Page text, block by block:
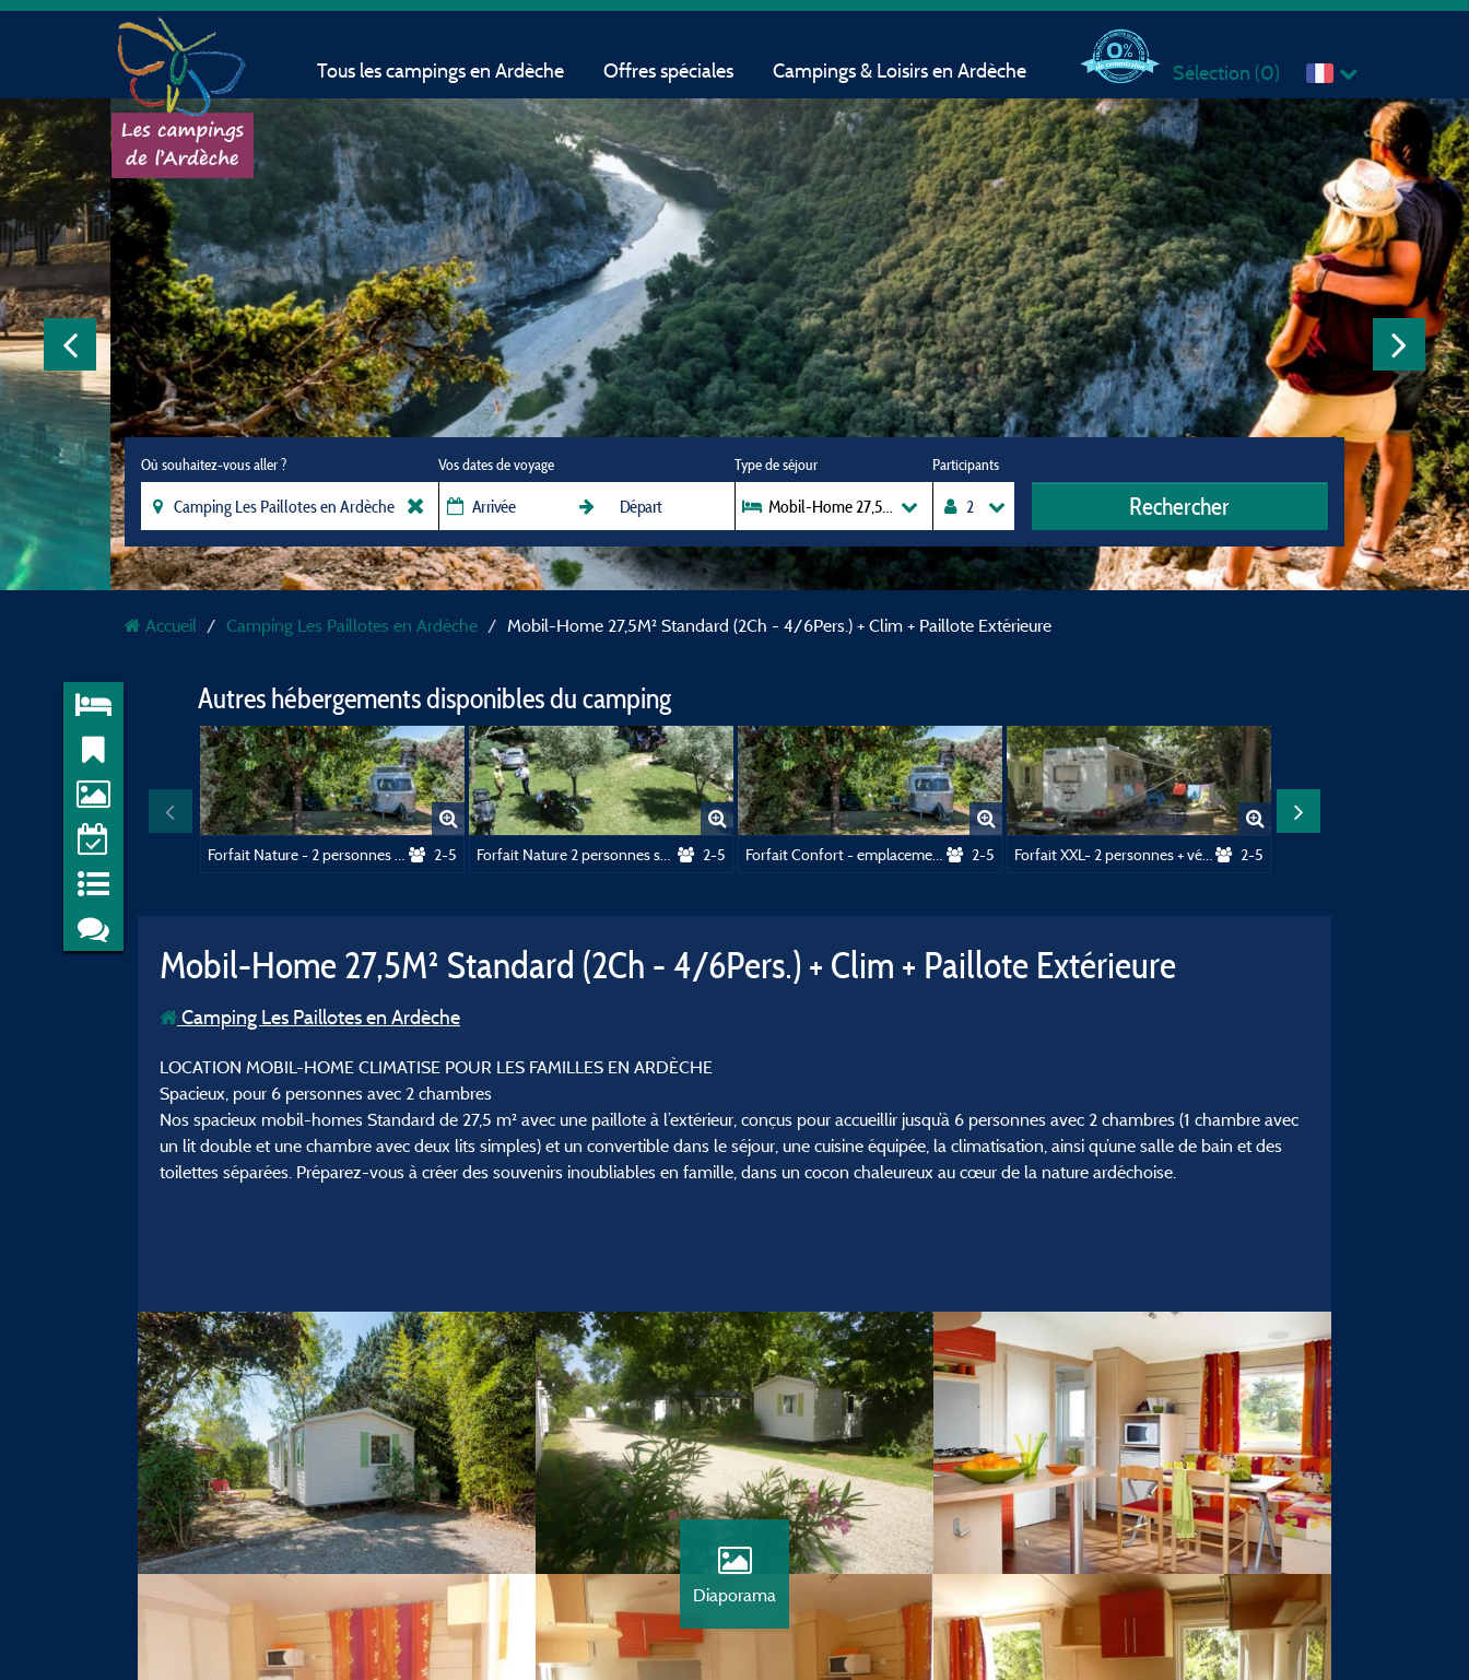
Tous les campings en Ardèche Offres spéciales Campings & Loisirs en Ardèche Sélection (0)
Où souhaitez-vous aller ? Vos dates de voyage Type de séjour
Mobil-Home 27,5M² Standard (2Ch - 4/6Pers.) + Clim + Paillote Extérieure
Participants
Rechercher
Accueil Camping Les Paillotes en Ardèche Mobil-Home 27,5M² Standard (2Ch - 4/6Pers.) + Clim + Paillote Extérieure
Autres hébergements disponibles du camping
2-5 Forfait Nature 2 personnes sans véhicule (impossibilité technique) 2-5 Forfait Confort - emplacement avec électricité + véhicule 2-5 Forfait XXL- 2 personnes + véhicule + ombragé 2-5
Mobil-Home 27,5M² Standard (2Ch - 4/6Pers.) + Clim + Paillote Extérieure
Camping Les Paillotes en Ardèche
LOCATION MOBIL-HOME CLIMATISE POUR LES FAMILLES EN ARDÈCHE
Spacieux, pour 6 personnes avec 2 chambres
Nos spacieux mobil-homes Standard de 27,5 m² avec une paillote à l’extérieur, conçus pour accueillir jusqu’à 6 personnes avec 2 chambres (1 chambre avec
un lit double et une chambre avec deux lits simples) et un convertible dans le séjour, une cuisine équipée, la climatisation, ainsi qu’une salle de bain et des
toilettes séparées. Préparez-vous à créer des souvenirs inoubliables en famille, dans un cocon chaleureux au cœur de la nature ardéchoise.
Diaporama